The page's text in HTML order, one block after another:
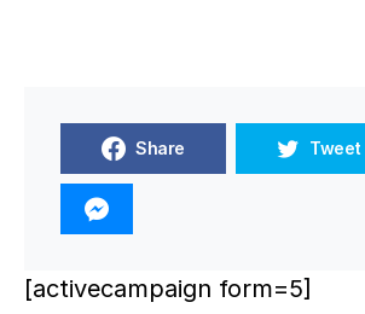
Share Tweet
[activecampaign form=5]